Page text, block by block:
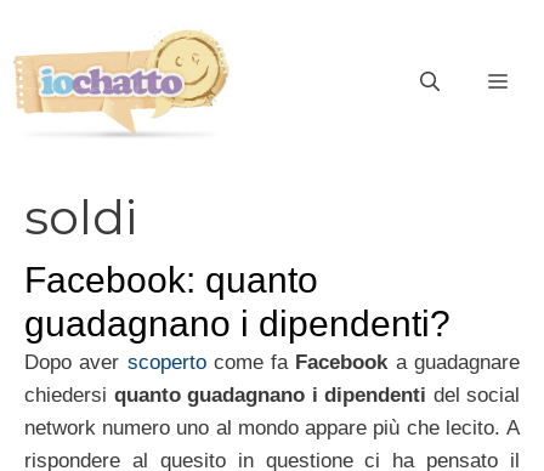
contenuto
soldi
Facebook: quanto
guadagnano i dipendenti?
Dopo aver scopertocome fa Facebooka guadagnare
chiedersi quanto guadagnano i dipendenti del social
network numero uno al mondo appare più che lecito. A
rispondere al quesito in questione ci ha pensato il